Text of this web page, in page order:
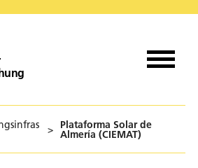
> Plataforma Solar de
Almería (CIEMAT)